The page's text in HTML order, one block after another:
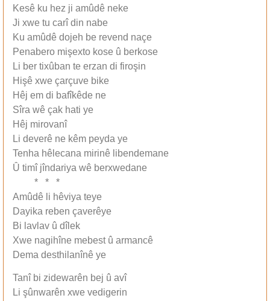
Kesê ku hez ji amûdê neke
Ji xwe tu carî din nabe
Ku amûdê dojeh be revend naçe
Penabero mişexto kose û berkose
Li ber tixûban te erzan di firoşin
Hişê xwe çarçuve bike
Hêj em di bafîkêde ne
Sîra wê çak hati ye
Hêj mirovanî
Li deverê ne kêm peyda ye
Tenha hêlecana mirinê libendemane
Û timî jîndariya wê berxwedane
* * *
Amûdê li hêviya teye
Dayika reben çaverêye
Bi lavlav û dîlek
Xwe nagihîne mebest û armancê
Dema desthilanînê ye
Tanî bi zidewarên bej û avî
Li şûnwarên xwe vedigerin